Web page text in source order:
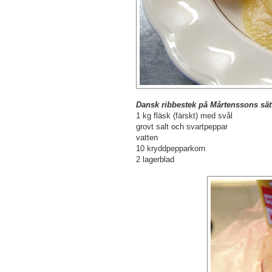
Dansk ribbestek på Mårtenssons
1 kg fläsk (färskt) med svål
grovt salt och svartpeppar
vatten
10 kryddpepparkorn
2 lagerblad